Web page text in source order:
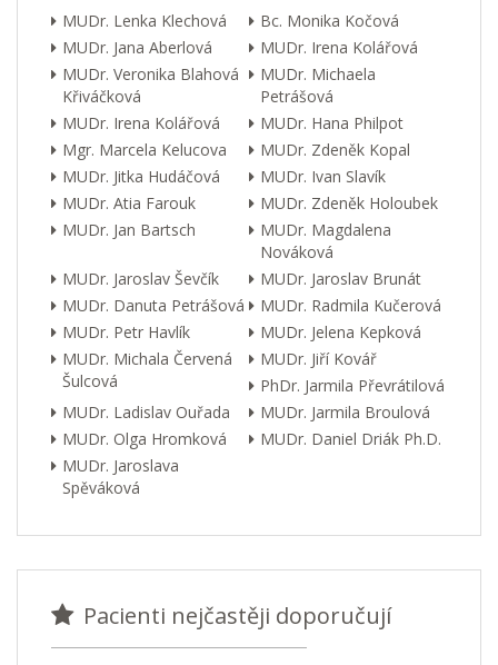
MUDr. Lenka Klechová
Bc. Monika Kočová
MUDr. Jana Aberlová
MUDr. Irena Kolářová
MUDr. Veronika Blahová
Křiváčková
MUDr. Michaela
Petrášová
MUDr. Irena Kolářová
MUDr. Hana Philpot
Mgr. Marcela Kelucova
MUDr. Zdeněk Kopal
MUDr. Jitka Hudáčová
MUDr. Ivan Slavík
MUDr. Atia Farouk
MUDr. Zdeněk Holoubek
MUDr. Jan Bartsch
MUDr. Magdalena
Nováková
MUDr. Jaroslav Ševčík
MUDr. Jaroslav Brunát
MUDr. Danuta Petrášová
MUDr. Radmila Kučerová
MUDr. Petr Havlík
MUDr. Jelena Kepková
MUDr. Michala Červená
Šulcová
MUDr. Jiří Kovář
PhDr. Jarmila Převrátilová
MUDr. Ladislav Ouřada
MUDr. Jarmila Broulová
MUDr. Olga Hromková
MUDr. Daniel Driák Ph.D.
MUDr. Jaroslava
Spěváková
Pacienti nejčastěji doporučují